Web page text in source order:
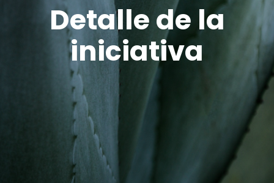
Detalle de la
iniciativa